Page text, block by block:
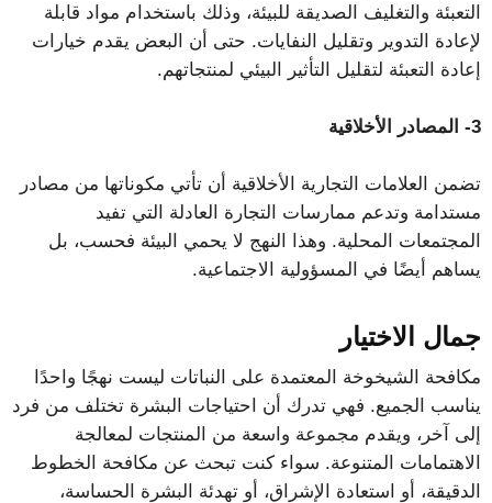
التعبئة والتغليف الصديقة للبيئة، وذلك باستخدام مواد قابلة
لإعادة التدوير وتقليل النفايات. حتى أن البعض يقدم خيارات
إعادة التعبئة لتقليل التأثير البيئي لمنتجاتهم.
3- المصادر الأخلاقية
تضمن العلامات التجارية الأخلاقية أن تأتي مكوناتها من مصادر
مستدامة وتدعم ممارسات التجارة العادلة التي تفيد
المجتمعات المحلية. وهذا النهج لا يحمي البيئة فحسب، بل
يساهم أيضًا في المسؤولية الاجتماعية.
جمال الاختيار
مكافحة الشيخوخة المعتمدة على النباتات ليست نهجًا واحدًا
يناسب الجميع. فهي تدرك أن احتياجات البشرة تختلف من فرد
إلى آخر، ويقدم مجموعة واسعة من المنتجات لمعالجة
الاهتمامات المتنوعة. سواء كنت تبحث عن مكافحة الخطوط
الدقيقة، أو استعادة الإشراق، أو تهدئة البشرة الحساسة،